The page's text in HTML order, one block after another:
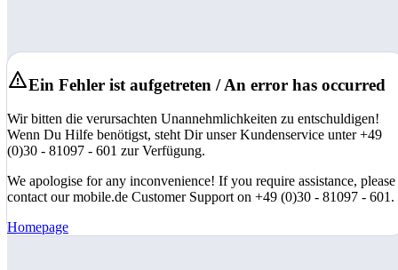
Ein Fehler ist aufgetreten / An error has occurred
Wir bitten die verursachten Unannehmlichkeiten zu entschuldigen!
Wenn Du Hilfe benötigst, steht Dir unser Kundenservice unter +49
(0)30 - 81097 - 601 zur Verfügung.
We apologise for any inconvenience! If you require assistance, please
contact our mobile.de Customer Support on +49 (0)30 - 81097 - 601.
Homepage